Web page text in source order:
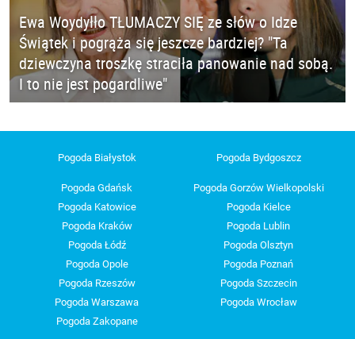
Ewa Woydyłło TŁUMACZY SIĘ ze słów o Idze
Świątek i pogrąża się jeszcze bardziej? "Ta
dziewczyna troszkę straciła panowanie nad sobą.
I to nie jest pogardliwe"
Pogoda Białystok Pogoda Bydgoszcz
Pogoda Gdańsk
Pogoda Gorzów Wielkopolski
Pogoda Katowice
Pogoda Kielce
Pogoda Kraków
Pogoda Lublin
Pogoda Łódź
Pogoda Olsztyn
Pogoda Opole
Pogoda Poznań
Pogoda Rzeszów
Pogoda Szczecin
Pogoda Warszawa
Pogoda Wrocław
Pogoda Zakopane